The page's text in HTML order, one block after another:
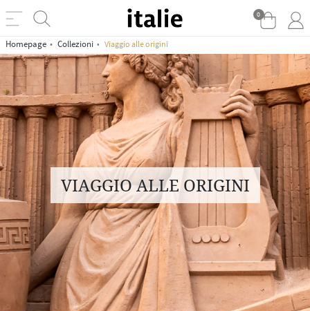
0
Homepage Collezioni Viaggio alle origini
VIAGGIO ALLE ORIGINI